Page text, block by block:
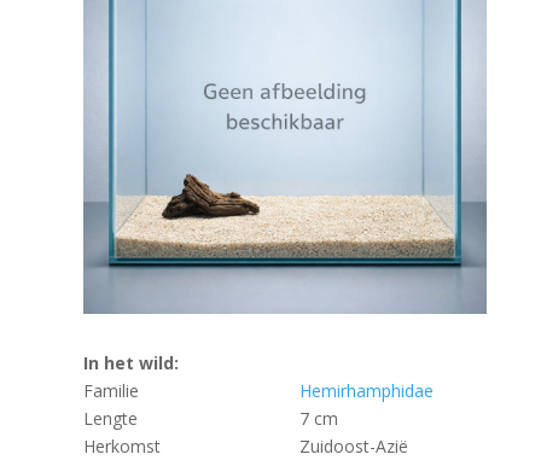
In het wild:
Familie
Hemirhamphidae
Lengte
7 cm
Herkomst
Zuidoost-Azië